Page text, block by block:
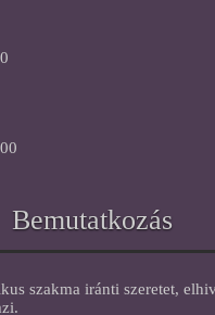
Bemutatkozás
szakma iránti szeretet,